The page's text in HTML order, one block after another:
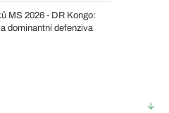
MS 2026 - DR Kongo:
dominantní defenziva